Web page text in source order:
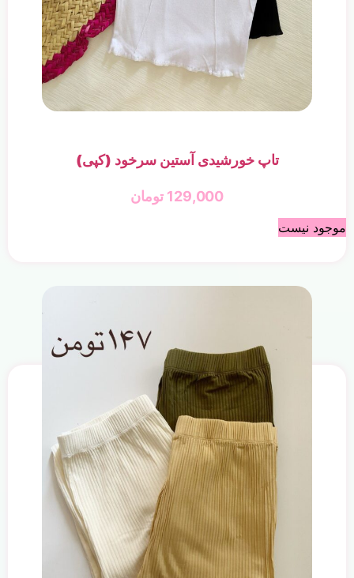
تاپ خورشیدی آستین سرخود (کپی)
129,000 تومان
موجود نیست